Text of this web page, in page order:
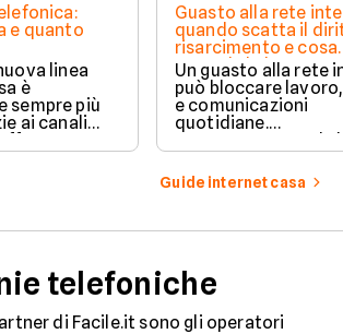
e quanto
linea
è
sempre più
ai canali
casa.
Guasto alla rete
quando scatta il
risarcimento e cosa
prevede la legge
Un guasto alla rete
può bloccare
e comunicazioni
quotidiane.
Fortunatamente, la
prevede strumenti
per ottenere un
risarcimento in
Guide internet casa
telefoniche
di Facile.it sono gli operatori